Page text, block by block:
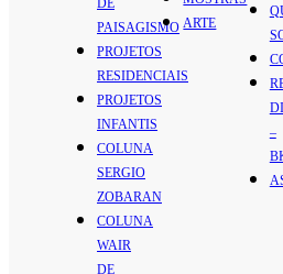
DE
PAISAGISMO
PROJETOS
RESIDENCIAIS
PROJETOS
INFANTIS
COLUNA
SERGIO
ZOBARAN
COLUNA
WAIR
DE
ARTE
–